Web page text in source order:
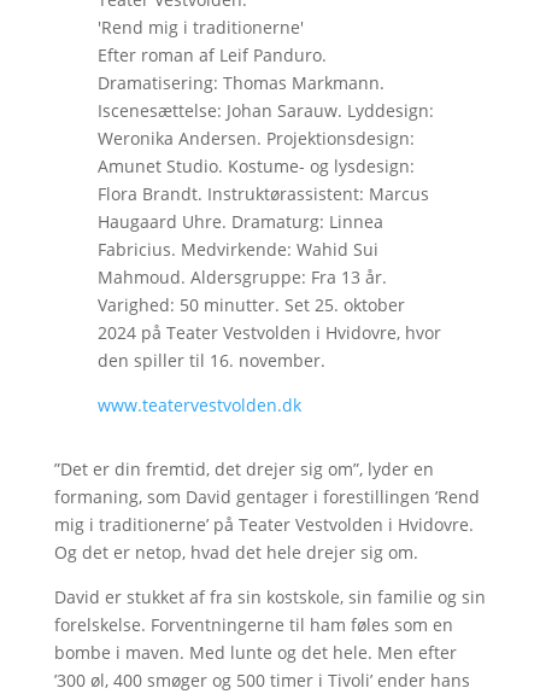
'Rend mig i traditionerne'
Efter roman af Leif Panduro.
Dramatisering: Thomas Markmann.
Iscenesættelse: Johan Sarauw. Lyddesign:
Weronika Andersen. Projektionsdesign:
Amunet Studio. Kostume- og lysdesign:
Flora Brandt. Instruktørassistent: Marcus
Haugaard Uhre. Dramaturg: Linnea
Fabricius. Medvirkende: Wahid Sui
Mahmoud. Aldersgruppe: Fra 13 år.
Varighed: 50 minutter. Set 25. oktober
2024 på Teater Vestvolden i Hvidovre, hvor
den spiller til 16. november.
www.teatervestvolden.dk
”Det er din fremtid, det drejer sig om”, lyder en
formaning, som David gentager i forestillingen ’Rend
mig i traditionerne’ på Teater Vestvolden i Hvidovre.
Og det er netop, hvad det hele drejer sig om.
David er stukket af fra sin kostskole, sin familie og sin
forelskelse. Forventningerne til ham føles som en
bombe i maven. Med lunte og det hele. Men efter
’300 øl, 400 smøger og 500 timer i Tivoli’ ender hans